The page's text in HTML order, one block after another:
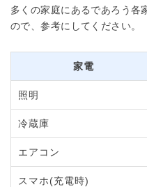
多くの家庭にあるであろう各
ので、参考にしてください。
家電
照明
冷蔵庫
エアコン
スマホ(充電時)